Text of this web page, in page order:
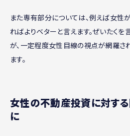
また専有部分については、例えば女性
ればよりベターと言えます。ぜいたくを
が、一定程度女性目線の視点が網羅さ
ます。
女性の不動産投資に対す
に